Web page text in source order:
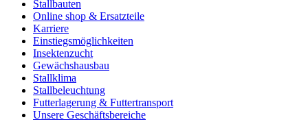
Stallbauten
Online shop & Ersatzteile
Karriere
Einstiegsmöglichkeiten
Insektenzucht
Gewächshausbau
Stallklima
Stallbeleuchtung
Futterlagerung & Futtertransport
Unsere Geschäftsbereiche